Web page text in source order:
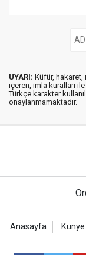
UYARI: Küfür, hakaret,
içeren, imla kuralları ile
Türkçe karakter
onaylanmamaktadır.
Anasayfa Künye